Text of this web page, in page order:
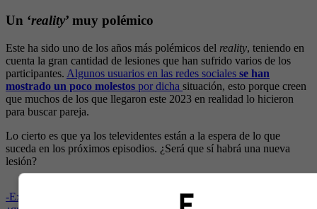
Un ‘reality’ muy polémico
Este ha sido uno de los años más polémicos del reality, teniendo en
cuenta la gran cantidad de lesiones que han sufrido varios de los
participantes. Algunos usuarios en las redes sociales se han
mostrado un poco molestos por dicha situación, esto porque creen
que muchos de los que llegaron este 2023 en realidad lo hicieron
para buscar pareja.
Lo cierto es que ya los televidentes están a la espera de lo que
suceda en los próximos episodios. ¿Será que sí habrá una nueva
lesión?
-Exparticipante de ‘El Desafío’ sufrió grave accidente en un ojo,